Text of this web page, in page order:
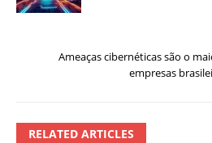
Ameaças cibernéticas são o
empresas
RELATED ARTICLES